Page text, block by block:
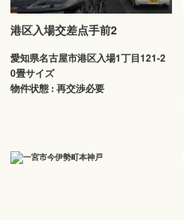
港区入場交差点手前2
愛知県名古屋市港区入場1丁目121-2
0畳サイズ
物件状態 : 再交渉必要